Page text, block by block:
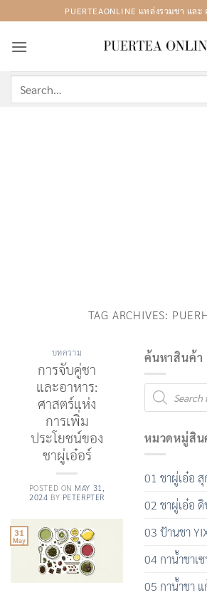
to
content
PUERTEAONLINE แหล่งรวมชา แล
for:
TAG ARCHIVES:
บทความ
การจับคู่ชา
และอาหาร:
ศาสตร์แห่ง
การเพิ่ม
ประโยชน์ของ
ชาผู่เอ๋อร์
POSTED ON MAY 31,
2024 BY PETERPTER
31
May
ค้นหาสินค้า
Products
search
หมวดหมู่สิน
01 ชาผู่เอ๋อ สุ
02 ชาผู่เอ๋อ ดิ
03 ป้านชา
04 กาน้ำชาเ
05 กาน้ำชา